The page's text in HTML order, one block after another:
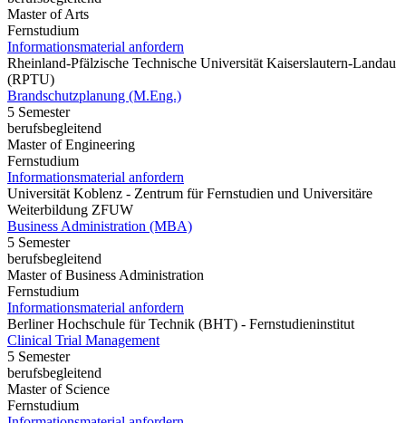
Master of Arts
Fernstudium
Informationsmaterial anfordern
Rheinland-Pfälzische Technische Universität Kaiserslautern-Landau
(RPTU)
Brandschutzplanung (M.Eng.)
5 Semester
berufsbegleitend
Master of Engineering
Fernstudium
Informationsmaterial anfordern
Universität Koblenz - Zentrum für Fernstudien und Universitäre
Weiterbildung ZFUW
Business Administration (MBA)
5 Semester
berufsbegleitend
Master of Business Administration
Fernstudium
Informationsmaterial anfordern
Berliner Hochschule für Technik (BHT) - Fernstudieninstitut
Clinical Trial Management
5 Semester
berufsbegleitend
Master of Science
Fernstudium